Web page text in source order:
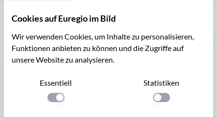
mit
Ober- und Unterseite eines
Bärlauchblattes
Cookies auf Euregio im Bild
Wir verwenden Cookies, um Inhalte zu personalisieren,
Funktionen anbieten zu können und die Zugriffe auf
unsere Website zu analysieren.
Essentiell
Einstellung anwenden
Statistiken
Einstellung